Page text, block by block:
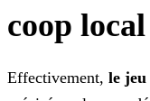
coop
Effectivement, le jeu